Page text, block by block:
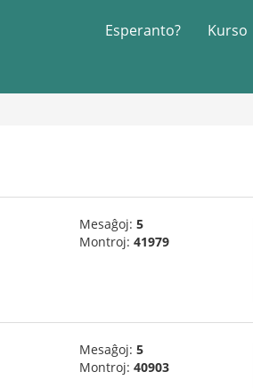
Esperanto? Kurso
Mesaĝoj: 5
Montroj: 41979
Mesaĝoj: 5
Montroj: 40903